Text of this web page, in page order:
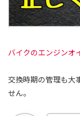
バイクのエンジンオ
交換時期の管理も大
せん。